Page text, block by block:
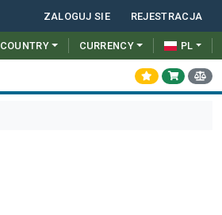
ZALOGUJ SIE REJESTRACJA
COUNTRY CURRENCY PL